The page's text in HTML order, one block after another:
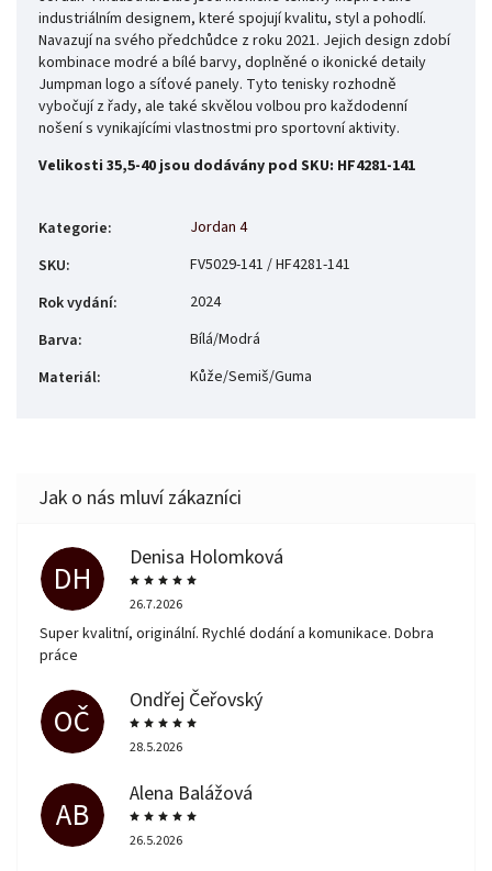
industriálním designem, které spojují kvalitu, styl a pohodlí.
Navazují na svého předchůdce z roku 2021. Jejich design zdobí
kombinace modré a bílé barvy, doplněné o ikonické detaily
Jumpman logo a síťové panely. Tyto tenisky rozhodně
vybočují z řady, ale také skvělou volbou pro každodenní
nošení s vynikajícími vlastnostmi pro sportovní aktivity.
Velikosti 35,5-40 jsou dodávány pod SKU: HF4281-141
Kategorie:
Jordan 4
SKU:
FV5029-141 / HF4281-141
Rok vydání:
2024
Barva:
Bílá/Modrá
Materiál: Kůže/Semiš/Guma
DH
Denisa Holomková
26.7.2026
Super kvalitní, originální. Rychlé dodání a komunikace. Dobra
práce
OČ
Ondřej Čeřovský
28.5.2026
AB
Alena Balážová
26.5.2026